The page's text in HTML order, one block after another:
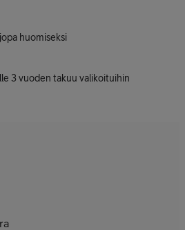
huomiseksi
3 vuoden takuu valikoituihin